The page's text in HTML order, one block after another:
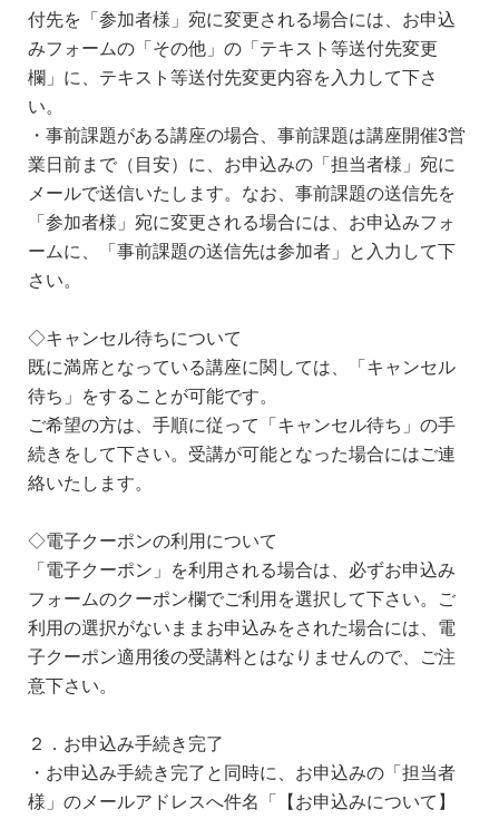
付先を「参加者様」宛に変更される場合には、お申込
みフォームの「その他」の「テキスト等送付先変更
欄」に、テキスト等送付先変更内容を入力して下さ
い。
・事前課題がある講座の場合、事前課題は講座開催3営
業日前まで（目安）に、お申込みの「担当者様」宛に
メールで送信いたします。なお、事前課題の送信先を
「参加者様」宛に変更される場合には、お申込みフォ
ームに、「事前課題の送信先は参加者」と入力して下
さい。
◇キャンセル待ちについて
既に満席となっている講座に関しては、「キャンセル
待ち」をすることが可能です。
ご希望の方は、手順に従って「キャンセル待ち」の手
続きをして下さい。受講が可能となった場合にはご連
絡いたします。
◇電子クーポンの利用について
「電子クーポン」を利用される場合は、必ずお申込み
フォームのクーポン欄でご利用を選択して下さい。ご
利用の選択がないままお申込みをされた場合には、電
子クーポン適用後の受講料とはなりませんので、ご注
意下さい。
２．お申込み手続き完了
・お申込み手続き完了と同時に、お申込みの「担当者
様」のメールアドレスへ件名「【お申込みについて】